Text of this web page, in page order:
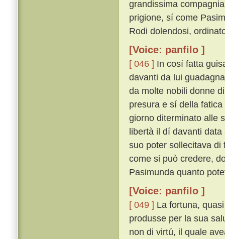
grandissima
prigione, sí come
Rodi dolendosi,
[Voice: panfilo ]
[ 046 ] In cosí fatta
davanti da lui
da molte nobili donne
presura e sí della
giorno diterminato alle
libertà il dí davanti
suo poter sollecitava di
come si può credere,
Pasimunda quanto
[Voice: panfilo ]
[ 049 ] La fortuna,
produsse per la sua
non di virtú, il quale